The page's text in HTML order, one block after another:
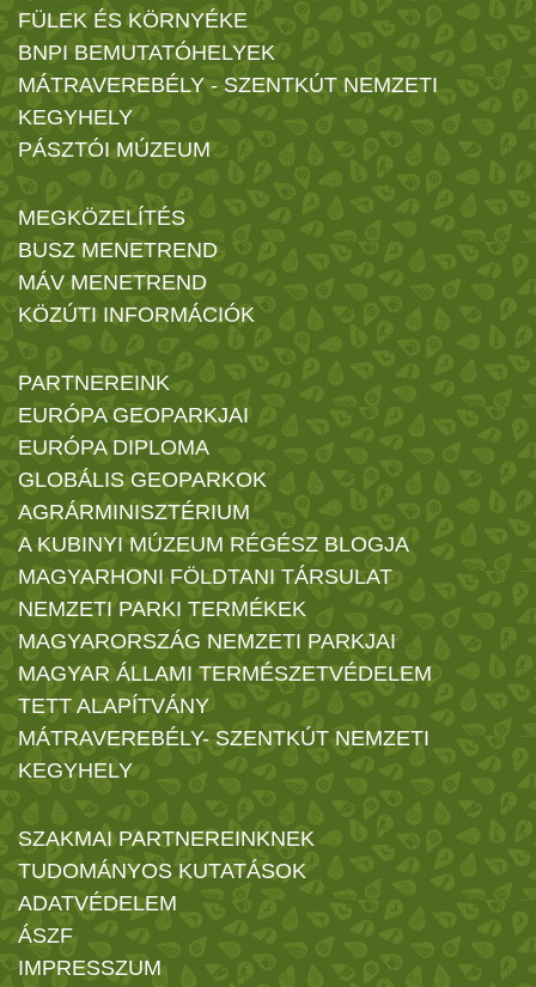
FÜLEK ÉS KÖRNYÉKE
BNPI BEMUTATÓHELYEK
MÁTRAVEREBÉLY - SZENTKÚT NEMZETI
KEGYHELY
PÁSZTÓI MÚZEUM
MEGKÖZELÍTÉS
BUSZ MENETREND
MÁV MENETREND
KÖZÚTI INFORMÁCIÓK
PARTNEREINK
EURÓPA GEOPARKJAI
EURÓPA DIPLOMA
GLOBÁLIS GEOPARKOK
AGRÁRMINISZTÉRIUM
A KUBINYI MÚZEUM RÉGÉSZ BLOGJA
MAGYARHONI FÖLDTANI TÁRSULAT
NEMZETI PARKI TERMÉKEK
MAGYARORSZÁG NEMZETI PARKJAI
MAGYAR ÁLLAMI TERMÉSZETVÉDELEM
TETT ALAPÍTVÁNY
MÁTRAVEREBÉLY- SZENTKÚT NEMZETI
KEGYHELY
SZAKMAI PARTNEREINKNEK
TUDOMÁNYOS KUTATÁSOK
ADATVÉDELEM
ÁSZF
IMPRESSZUM